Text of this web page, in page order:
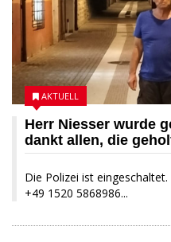
Herr Niesser wurde
dankt allen, die
Die Polizei ist
+49 1520 5868986...
AKTUELL